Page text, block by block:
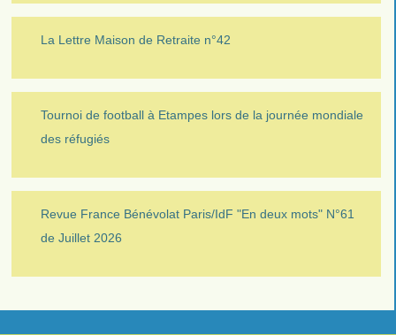
La Lettre Maison de Retraite n°42
Tournoi de football à Etampes lors de la journée mondiale
des réfugiés
Revue France Bénévolat Paris/IdF "En deux mots" N°61
de Juillet 2026